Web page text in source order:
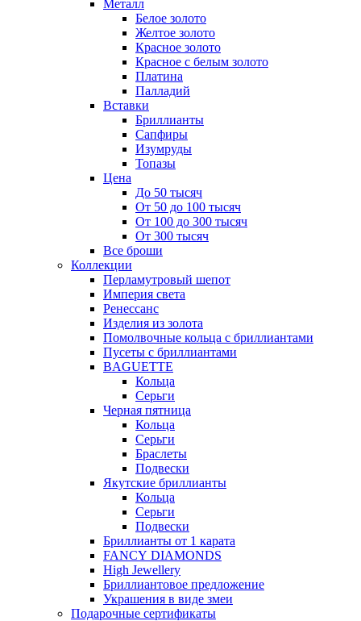
Металл
Белое золото
Желтое золото
Красное золото
Красное с белым золото
Платина
Палладий
Вставки
Бриллианты
Сапфиры
Изумруды
Топазы
Цена
До 50 тысяч
От 50 до 100 тысяч
От 100 до 300 тысяч
От 300 тысяч
Все броши
Коллекции
Перламутровый шепот
Империя света
Ренессанс
Изделия из золота
Помолвочные кольца с бриллиантами
Пусеты с бриллиантами
BAGUETTE
Кольца
Серьги
Черная пятница
Кольца
Серьги
Браслеты
Подвески
Якутские бриллианты
Кольца
Серьги
Подвески
Бриллианты от 1 карата
FANCY DIAMONDS
High Jewellery
Бриллиантовое предложение
Украшения в виде змеи
Подарочные сертификаты